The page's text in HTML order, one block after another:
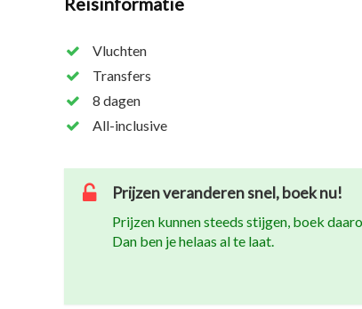
Vluchten
Transfers
8 dagen
All-inclusive
Prijzen veranderen snel, boek nu!
Prijzen kunnen steeds stijgen, boek
Dan ben je helaas al te laat.